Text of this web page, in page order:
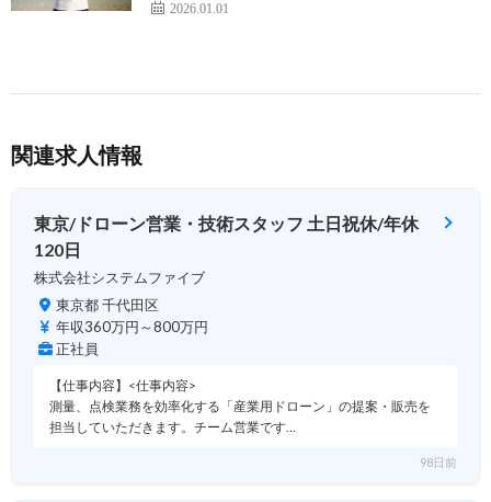
2026.01.01
関連求人情報
東京/ドローン営業・技術スタッフ 土日祝休/年休
120日
株式会社システムファイブ
東京都 千代田区
年収360万円～800万円
正社員
【仕事内容】<仕事内容>
測量、点検業務を効率化する「産業用ドローン」の提案・販売を
担当していただきます。チーム営業です…
98日前